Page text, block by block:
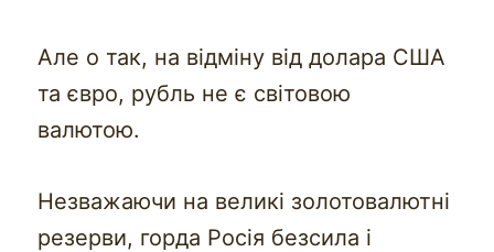
Але о так, на відміну від долара США
та євро, рубль не є світовою
валютою.
Незважаючи на великі золотовалютні
резерви, горда Росія безсила і